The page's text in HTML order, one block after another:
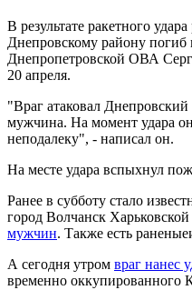
В результате ракетного
Днепровскому району
Днепропетровской ОВА
20 апреля.
"Враг атаковал
мужчина. На момент удара
неподалеку", - написал он.
На месте удара вспыхнул
Ранее в субботу стало
город Волчанск
мужчин. Также есть
А сегодня утром враг нанес
временно оккупированного